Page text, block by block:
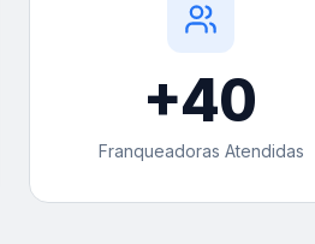
+40
Franqueadoras Atendidas